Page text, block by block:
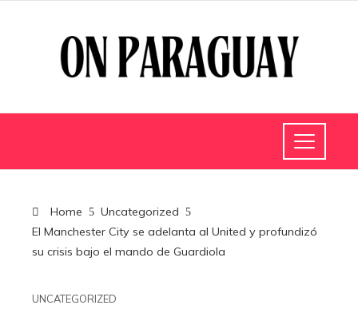
Home
Uncategorized
El Manchester City se adelanta al United y profundizó
su crisis bajo el mando de Guardiola
UNCATEGORIZED